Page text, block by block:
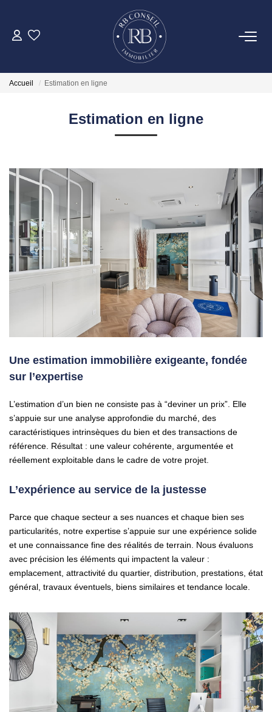
ACHETER
VENDRE
LOUER
NOTRE AGENCE
CONTACT
Accueil Estimation en ligne
Estimation en ligne
Une estimation immobilière exigeante, fondée
sur l’expertise
L’estimation d’un bien ne consiste pas à “deviner un prix”. Elle
s’appuie sur une analyse approfondie du marché, des
caractéristiques intrinsèques du bien et des transactions de
référence. Résultat : une valeur cohérente, argumentée et
réellement exploitable dans le cadre de votre projet.
L’expérience au service de la justesse
Parce que chaque secteur a ses nuances et chaque bien ses
particularités, notre expertise s’appuie sur une expérience solide
et une connaissance fine des réalités de terrain. Nous évaluons
avec précision les éléments qui impactent la valeur :
emplacement, attractivité du quartier, distribution, prestations, état
général, travaux éventuels, biens similaires et tendance locale.